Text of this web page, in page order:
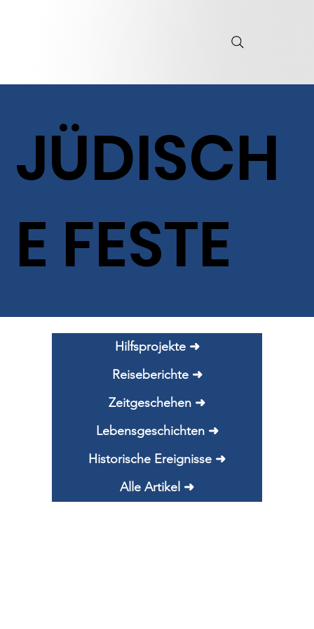
JÜDISCH
E FESTE
Hilfsprojekte ➜
Reiseberichte ➜
Zeitgeschehen ➜
Lebensgeschichten ➜
Historische Ereignisse ➜
Alle Artikel ➜